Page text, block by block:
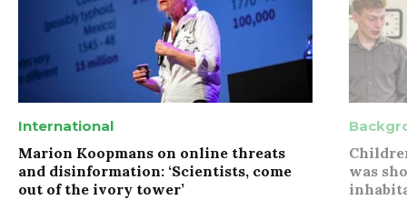
International
Marion Koopmans on online threats
and disinformation: ‘Scientists, come
out of the ivory tower’
was